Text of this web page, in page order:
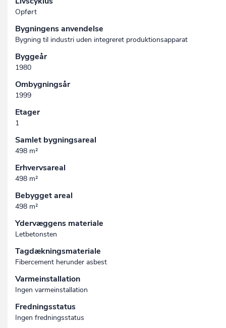
Opført
Bygningens anvendelse
Bygning til industri uden integreret produktionsapparat
Byggeår
1980
Ombygningsår
1999
Etager
1
Samlet bygningsareal
498 m²
Erhvervsareal
498 m²
Bebygget areal
498 m²
Ydervæggens materiale
Letbetonsten
Tagdækningsmateriale
Fibercement herunder asbest
Varmeinstallation
Ingen varmeinstallation
Fredningsstatus
Ingen fredningsstatus